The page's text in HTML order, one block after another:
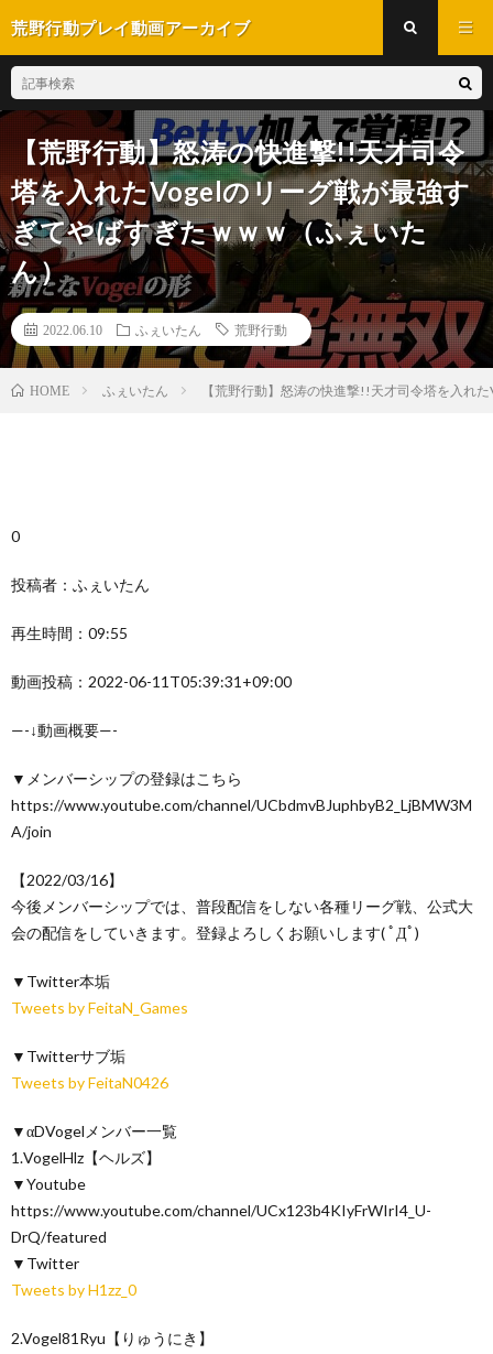
荒野行動プレイ動画アーカイブ
【荒野行動】怒涛の快進撃!!天才司令
塔を入れたVogelのリーグ戦が最強す
ぎてやばすぎたｗｗｗ（ふぇいた
ん）
2022.06.10 ふぇいたん 荒野行動
HOME ふぇいたん 【荒野行動】怒涛の快進撃!!天才司令塔を入れ
0
投稿者：ふぇいたん
再生時間：09:55
動画投稿：2022-06-11T05:39:31+09:00
—-↓動画概要—-
▼メンバーシップの登録はこちら
https://www.youtube.com/channel/UCbdmvBJuphbyB2_LjBMW3M
A/join
【2022/03/16】
今後メンバーシップでは、普段配信をしない各種リーグ戦、公式大
会の配信をしていきます。登録よろしくお願いします( ﾟДﾟ)
▼Twitter本垢
Tweets by FeitaN_Games
▼Twitterサブ垢
Tweets by FeitaN0426
▼αDVogelメンバー一覧
1.VogelHlz【ヘルズ】
▼Youtube
https://www.youtube.com/channel/UCx123b4KIyFrWIrI4_U-
DrQ/featured
▼Twitter
Tweets by H1zz_0
2.Vogel81Ryu【りゅうにき】